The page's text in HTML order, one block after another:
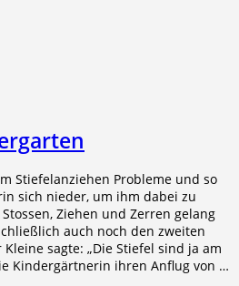
Stiefelanziehen Probleme und so
sich nieder, um ihm dabei zu
Ziehen und Zerren gelang
auch noch den zweiten
sagte: „Die Stiefel sind ja am
Kindergärtnerin ihren Anflug von …